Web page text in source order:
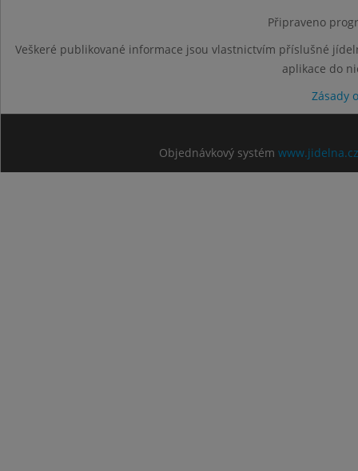
Připraveno
Veškeré publikované informace jsou vlastnictvím příslušné
aplikace do
Zásady
Objednávkový systém www.jidelna.cz